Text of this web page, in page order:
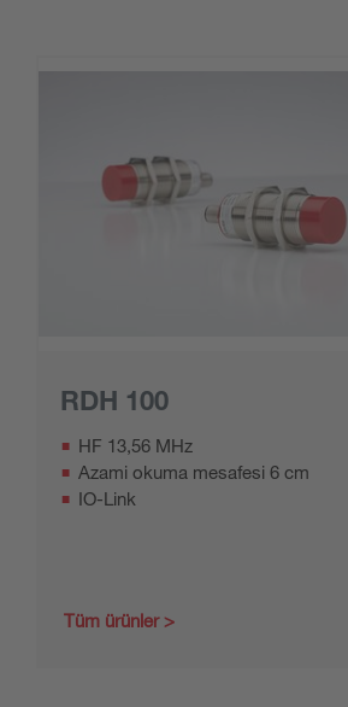
RDH 100
HF 13,56 MHz
Azami okuma mesafesi 6 cm
IO-Link
Tüm ürünler